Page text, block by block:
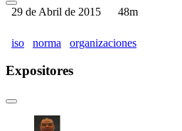
29 de Abril de 2015 48m
iso norma organizaciones
Expositores